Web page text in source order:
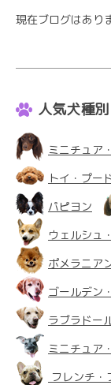
現在ブログはあり
人気犬種
ミニチュア
トイ・プー
パピヨン
ウェルシュ
ポメラニア
ゴールデン
ラブラドー
ミニチュア
フレンチ・